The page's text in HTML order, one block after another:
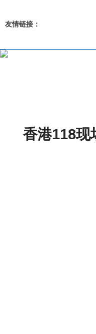
友情链接：
香港118现